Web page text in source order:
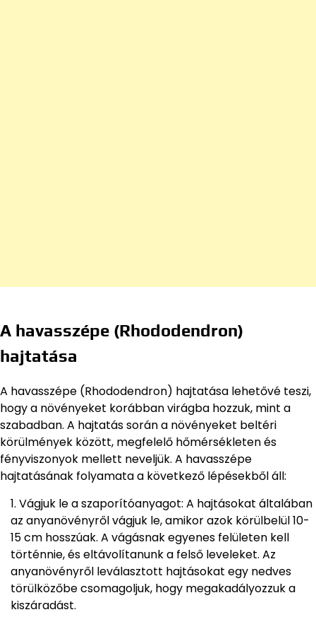
A havasszépe (Rhododendron)
hajtatása
A havasszépe (Rhododendron) hajtatása lehetővé teszi,
hogy a növényeket korábban virágba hozzuk, mint a
szabadban. A hajtatás során a növényeket beltéri
körülmények között, megfelelő hőmérsékleten és
fényviszonyok mellett neveljük. A havasszépe
hajtatásának folyamata a következő lépésekből áll:
Vágjuk le a szaporítóanyagot: A hajtásokat általában
az anyanövényről vágjuk le, amikor azok körülbelül 10-
15 cm hosszúak. A vágásnak egyenes felületen kell
történnie, és eltávolítanunk a felső leveleket. Az
anyanövényről leválasztott hajtásokat egy nedves
törülközőbe csomagoljuk, hogy megakadályozzuk a
kiszáradást.